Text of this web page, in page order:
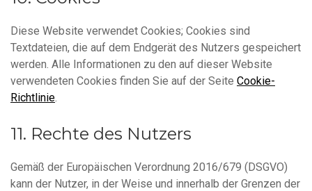
Diese Website verwendet Cookies; Cookies sind
Textdateien, die auf dem Endgerät des Nutzers gespeichert
werden. Alle Informationen zu den auf dieser Website
verwendeten Cookies finden Sie auf der Seite Cookie-
Richtlinie.
Rechte des Nutzers
Gemäß der Europäischen Verordnung 2016/679 (DSGVO)
kann der Nutzer, in der Weise und innerhalb der Grenzen der